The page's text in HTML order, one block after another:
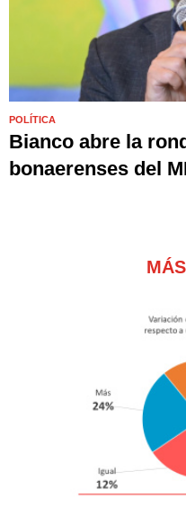
POLÍTICA
Bianco abre la
bonaerenses del